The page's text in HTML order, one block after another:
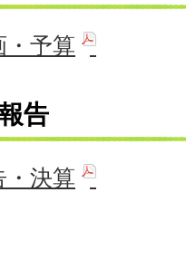
・予算
告
・決算